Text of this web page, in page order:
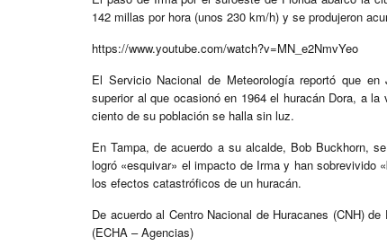
142 millas por hora (unos 230 km/h) y se produjeron
https://www.youtube.com/watch?v=MN_e2NmvYeo
El Servicio Nacional de Meteorología reportó que
superior al que ocasionó en 1964 el huracán Dora, a
ciento de su población se halla sin luz.
En Tampa, de acuerdo a su alcalde, Bob Buckhorn,
logró «esquivar» el impacto de Irma y han sobrevivido
los efectos catastróficos de un huracán.
De acuerdo al Centro Nacional de Huracanes (CNH)
(ECHA – Agencias)